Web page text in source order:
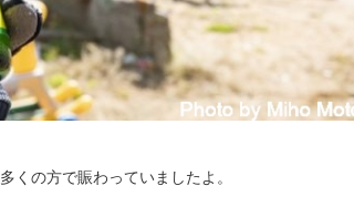
くの方で賑わっていましたよ。